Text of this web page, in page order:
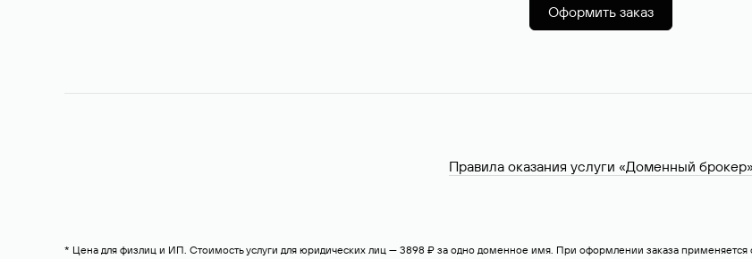
Оформить заказ
Правила оказания услуги «Доменный брокер»
* Цена для физлиц и ИП. Стоимость услуги для юридических лиц — 3898 ₽ за одно доменное имя. При оформлении заказа